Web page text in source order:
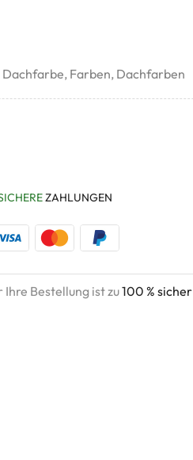
Dachfarbe, Farben, Dachfarben
ZAHLUNGEN
Ihre Bestellung ist zu100 % sicher